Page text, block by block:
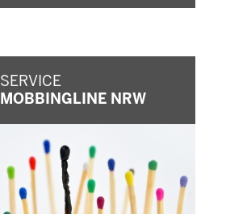
SERVICE
MOBBINGLINE NRW